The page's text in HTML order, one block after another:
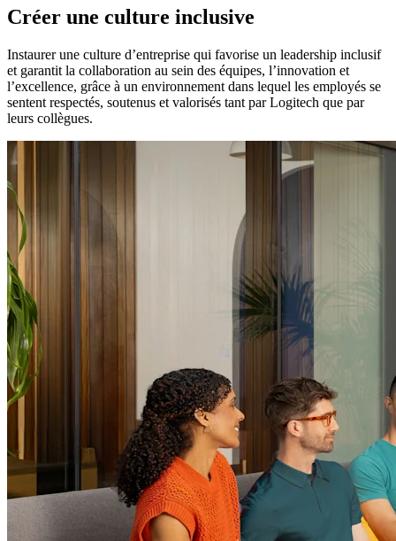
Créer une culture inclusive
Instaurer une culture d’entreprise qui favorise un leadership inclusif
et garantit la collaboration au sein des équipes, l’innovation et
l’excellence, grâce à un environnement dans lequel les employés se
sentent respectés, soutenus et valorisés tant par Logitech que par
leurs collègues.